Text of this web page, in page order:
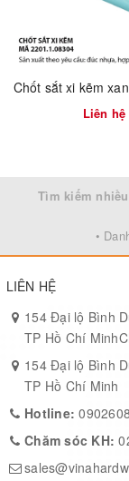
Giá trưng bày trong
Kệ kính phòng tắm,
Tủ nội thất hiện đại
Liên hệ
Tìm kiếm
•
LIÊN HỆ
154 Đại lộ Bình
TP Hồ Chí
154 Đại lộ Bình
TP Hồ Chí Minh
Hotline:
Chăm sóc KH: